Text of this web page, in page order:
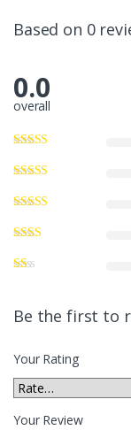
Based on 0
0.0
overall
Be the first to
Your Rating
Your Review